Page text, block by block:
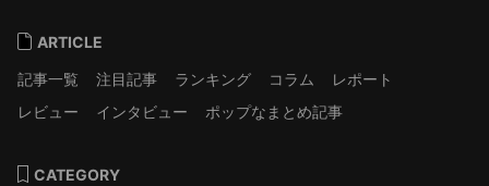
ARTICLE
記事一覧
注目記事 ランキング コラム
レポート
レビュー
インタビュー ポップなまとめ記事
CATEGORY